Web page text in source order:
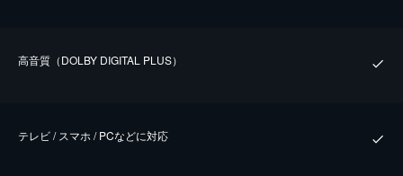
⾼⾳質（DOLBY DIGITAL PLUS）
テレビ / スマホ / PCなどに対応